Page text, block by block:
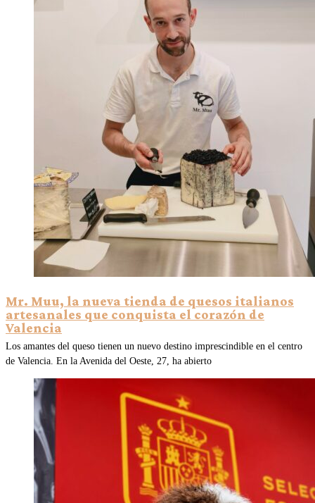
Mr. Muu, la nueva tienda de quesos italianos
artesanales que conquista el corazón de
Valencia
Los amantes del queso tienen un nuevo destino imprescindible en el centro
de Valencia. En la Avenida del Oeste, 27, ha abierto